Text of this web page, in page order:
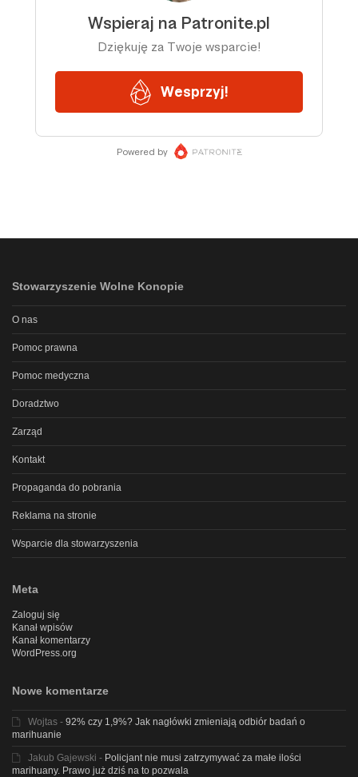
Stowarzyszenie Wolne Konopie
O nas
Pomoc prawna
Pomoc medyczna
Doradztwo
Zarząd
Kontakt
Propaganda do pobrania
Reklama na stronie
Wsparcie dla stowarzyszenia
Meta
Zaloguj się
Kanał wpisów
Kanał komentarzy
WordPress.org
Nowe komentarze
Wojtas - 92% czy 1,9%? Jak nagłówki zmieniają odbiór badań o
marihuanie
Jakub Gajewski - Policjant nie musi zatrzymywać za małe ilości
marihuany. Prawo już dziś na to pozwala